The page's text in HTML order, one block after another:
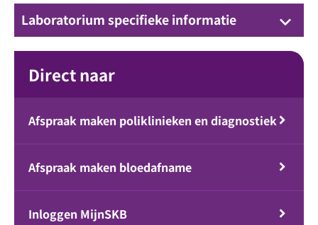
Laboratorium specifieke informatie keyboard_arrow_down
Direct naar
Afspraak maken poliklinieken en diagnostiek
Afspraak maken bloedafname
Inloggen MijnSKB